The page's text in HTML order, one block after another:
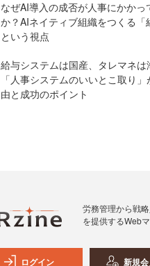
なぜAI導入の成否が人事にかかっ
か？AIネイティブ組織をつくる「
という視点
給与システムは国産、タレマネ
「人事システムのいいとこ取り
由と成功のポイント
労務管理から戦
を提供するWebマ
ログイン 新規